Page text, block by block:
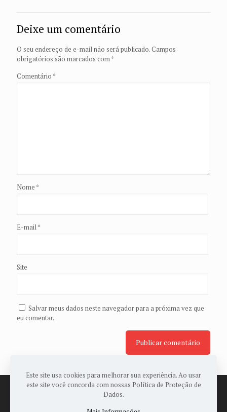
Deixe um comentário
O seu endereço de e-mail não será publicado.Campos
obrigatórios são marcados com*
Comentário *
Nome *
E-mail*
Site
Salvar meus dados neste navegador para a próxima vez que
eu comentar.
Este site usa cookies para melhorar sua experiência. Ao usar
este site você concorda com nossas Política de Proteção de
Dados.